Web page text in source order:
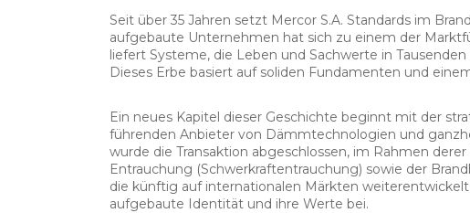
Seit über 35 Jahren setzt Mercor S.A. Standards im
aufgebaute Unternehmen hat sich zu einem der
liefert Systeme, die Leben und Sachwerte in
Dieses Erbe basiert auf soliden Fundamenten und
Ein neues Kapitel dieser Geschichte beginnt mit der
führenden Anbieter von Dämmtechnologien und
wurde die Transaktion abgeschlossen, im Rahmen
Entrauchung (Schwerkraftentrauchung) sowie der
die künftig auf internationalen Märkten
aufgebaute Identität und ihre Werte bei.